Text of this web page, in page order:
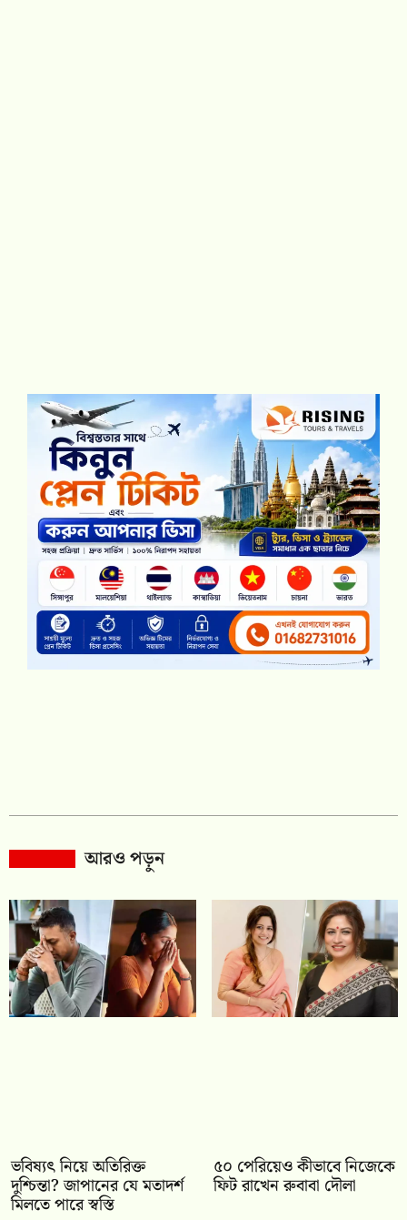
আরও পড়ুন
ভবিষ্যৎ নিয়ে অতিরিক্ত
দুশ্চিন্তা? জাপানের যে মতাদর্শ
মিলতে পারে স্বস্তি
৫০ পেরিয়েও কীভাবে নিজেকে
ফিট রাখেন রুবাবা দৌলা